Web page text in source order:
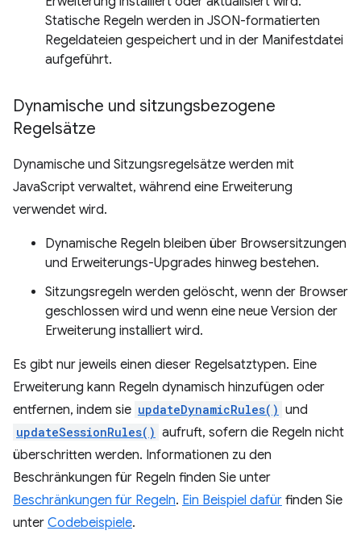
Statische Regeln werden in JSON-formatierten
Regeldateien gespeichert und in der Manifestdatei
aufgeführt.
Dynamische und sitzungsbezogene
Regelsätze
Dynamische und Sitzungsregelsätze werden mit
JavaScript verwaltet, während eine Erweiterung
verwendet wird.
Dynamische Regeln bleiben über Browsersitzungen
und Erweiterungs-Upgrades hinweg bestehen.
Sitzungsregeln werden gelöscht, wenn der Browser
geschlossen wird und wenn eine neue Version der
Erweiterung installiert wird.
Es gibt nur jeweils einen dieser Regelsatztypen. Eine
Erweiterung kann Regeln dynamisch hinzufügen oder
entfernen, indem sie updateDynamicRules() und
updateSessionRules() aufruft, sofern die Regeln nicht
überschritten werden. Informationen zu den
Beschränkungen für Regeln finden Sie unter
Beschränkungen für Regeln. Ein Beispiel dafür finden Sie
unter Codebeispiele.